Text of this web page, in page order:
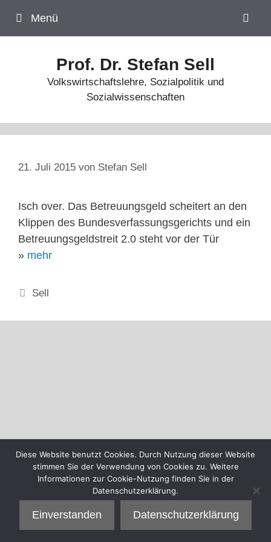
Inhalt
springen
Menü
Prof. Dr. Stefan Sell
Volkswirtschaftslehre, Sozialpolitik und
Sozialwissenschaften
21. Juli 2015 von Stefan Sell
Isch over. Das Betreuungsgeld scheitert an den
Klippen des Bundesverfassungsgerichts und ein
Betreuungsgeldstreit 2.0 steht vor der Tür
» mehr
Kategorien
Sell
Diese Website benutzt Cookies. Durch Nutzung dieser Website
stimmen Sie der Verwendung von Cookies zu. Weitere
Informationen zur Cookie-Nutzung finden Sie in der
Datenschutzerklärung.
Einverstanden Datenschutzerklärung